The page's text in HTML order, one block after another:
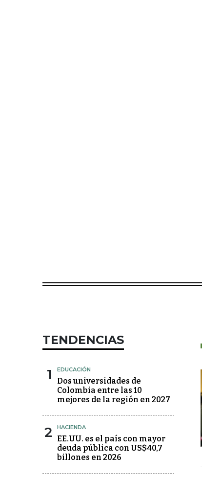
TENDENCIAS
1 EDUCACIÓN
Dos universidades de
Colombia entre las 10
mejores de la región en 2027
2 HACIENDA
EE.UU. es el país con mayor
deuda pública con US$40,7
billones en 2026